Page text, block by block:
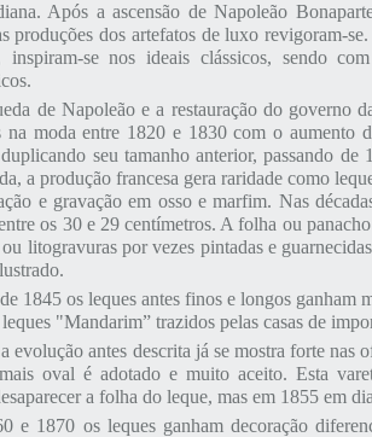
Após a ascensão de Napoleão
produções dos artefatos de luxo revigoram-
inspiram-se nos ideais clássicos, sendo
de Napoleão e a restauração do governo
na moda entre 1820 e 1830 com o aumento
seu tamanho anterior, passando de
a produção francesa gera raridade como
e gravação em osso e marfim. Nas
os 30 e 29 centímetros. A folha ou
ou litogravuras por vezes pintadas e
1845 os leques antes finos e longos ganham
"Mandarim” trazidos pelas casas de
evolução antes descrita já se mostra forte nas
oval é adotado e muito aceito. Esta
a folha do leque, mas em 1855 em
e 1870 os leques ganham decoração